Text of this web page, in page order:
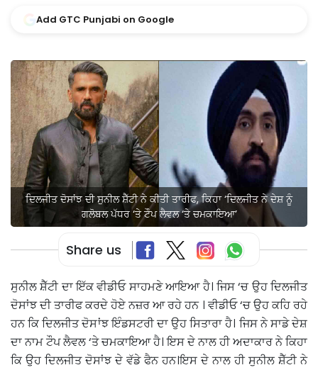
Add GTC Punjabi on Google
ਦਿਲਜੀਤ ਦੋਸਾਂਝ ਦੀ ਸੁਨੀਲ ਸ਼ੈੱਟੀ ਨੇ ਕੀਤੀ ਤਾਰੀਫ, ਕਿਹਾ ‘ਦਿਲਜੀਤ ਨੇ ਦੇਸ਼ ਨੂੰ
ਗਲੋਬਲ ਪੱਧਰ ‘ਤੇ ਟੌਪ ਲੈਵਲ ‘ਤੇ ਚਮਕਾਇਆ’
Share us
ਸੁਨੀਲ ਸ਼ੈੱਟੀ ਦਾ ਇੱਕ ਵੀਡੀਓ ਸਾਹਮਣੇ ਆਇਆ ਹੈ। ਜਿਸ ‘ਚ ਉਹ ਦਿਲਜੀਤ
ਦੋਸਾਂਝ ਦੀ ਤਾਰੀਫ ਕਰਦੇ ਹੋਏ ਨਜ਼ਰ ਆ ਰਹੇ ਹਨ । ਵੀਡੀਓ ‘ਚ ਉਹ ਕਹਿ ਰਹੇ
ਹਨ ਕਿ ਦਿਲਜੀਤ ਦੋਸਾਂਝ ਇੰਡਸਟਰੀ ਦਾ ਉਹ ਸਿਤਾਰਾ ਹੈ। ਜਿਸ ਨੇ ਸਾਡੇ ਦੇਸ਼
ਦਾ ਨਾਮ ਟੌਪ ਲੈਵਲ ‘ਤੇ ਚਮਕਾਇਆ ਹੈ। ਇਸ ਦੇ ਨਾਲ ਹੀ ਅਦਾਕਾਰ ਨੇ ਕਿਹਾ
ਕਿ ਉਹ ਦਿਲਜੀਤ ਦੋਸਾਂਝ ਦੇ ਵੱਡੇ ਫੈਨ ਹਨ।ਇਸ ਦੇ ਨਾਲ ਹੀ ਸੁਨੀਲ ਸ਼ੈੱਟੀ ਨੇ